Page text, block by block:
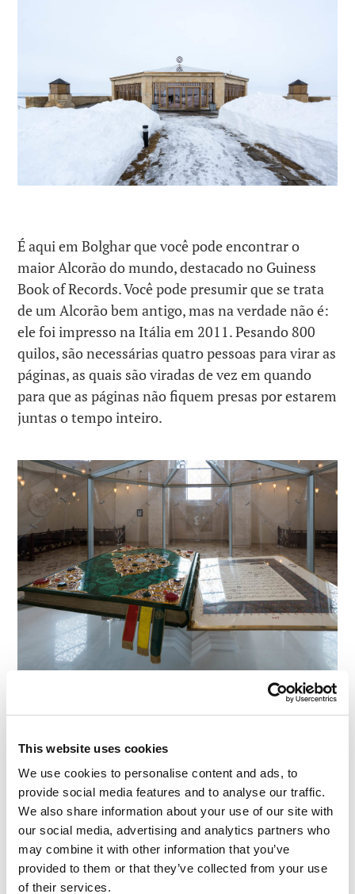
This website uses cookies
We use cookies to personalise content and ads, to
provide social media features and to analyse our traffic.
We also share information about your use of our site with
our social media, advertising and analytics partners who
may combine it with other information that you’ve
provided to them or that they’ve collected from your use
of their services.
É aqui em Bolghar que você pode encontrar o
maior Alcorão do mundo, destacado no Guiness
Book of Records. Você pode presumir que se trata
de um Alcorão bem antigo, mas na verdade não é:
ele foi impresso na Itália em 2011. Pesando 800
quilos, são necessárias quatro pessoas para virar as
páginas, as quais são viradas de vez em quando
para que as páginas não fiquem presas por estarem
juntas o tempo inteiro.
já foi, e ainda é, lar de projetos de grande escala,
seja em Sviyazhsk ou Bolghar (respectivamente).
Hoje, a região tem passado por uma nova
tendência: uma de inovação. É aqui que fica
localizada a cidade de TI,Innopolis.
A construção da cidade high tech começou apenas